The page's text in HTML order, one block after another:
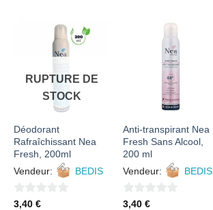
AJOUTER
FAVORIS
RUPTURE DE
STOCK
Déodorant
Rafraîchissant Nea
Fresh, 200ml
Vendeur:
BEDIS
0
3,40 €
AJOUTER
À MES
FAVORIS
Anti-transpirant Nea
Fresh Sans Alcool,
200 ml
Vendeur:
BEDIS
0
3,40 €